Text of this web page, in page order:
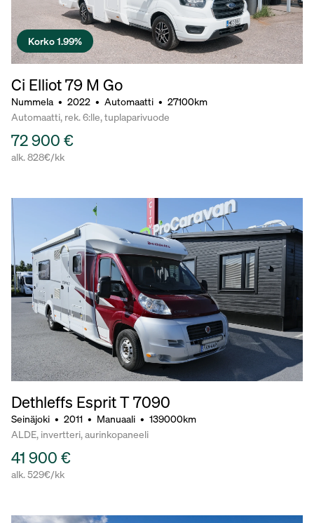
Korko 1.99%
Ci Elliot 79 M Go
Nummela • 2022 • Automaatti • 27100km
Automaatti, rek. 6:lle, tuplaparivuode
72 900 €
alk. 828€/kk
Dethleffs Esprit T 7090
Seinäjoki • 2011 • Manuaali • 139000km
ALDE, invertteri, aurinkopaneeli
41 900 €
alk. 529€/kk